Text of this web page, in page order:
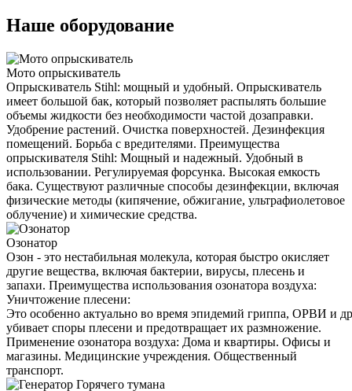
Наше оборудование
Мото опрыскиватель
Опрыскиватель Stihl: мощный и удобный. Опрыскиватель
имеет большой бак, который позволяет распылять большие
объемы жидкости без необходимости частой дозаправки.
Удобрение растений. Очистка поверхностей. Дезинфекция
помещений. Борьба с вредителями. Преимущества
опрыскивателя Stihl: Мощный и надежный. Удобный в
использовании. Регулируемая форсунка. Высокая емкость
бака. Существуют различные способы дезинфекции, включая
физические методы (кипячение, обжигание, ультрафиолетовое
облучение) и химические средства.
Озонатор
Озон - это нестабильная молекула, которая быстро окисляет
другие вещества, включая бактерии, вирусы, плесень и
запахи. Преимущества использования озонатора воздуха:
Уничтожение плесени:
Это особенно актуально во время эпидемий гриппа, ОРВИ и
убивает споры плесени и предотвращает их размножение.
Применение озонатора воздуха: Дома и квартиры. Офисы и
магазины. Медицинские учреждения. Общественный
транспорт.